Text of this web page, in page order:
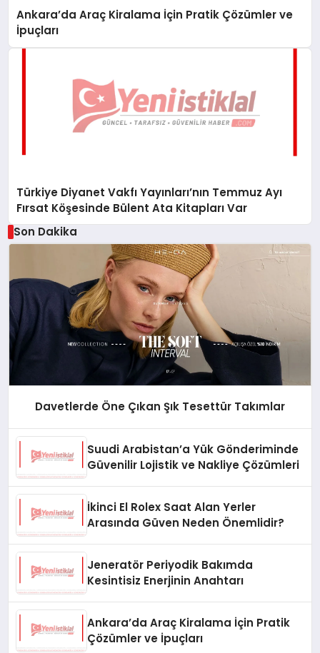
Ankara’da Araç Kiralama İçin Pratik Çözümler ve
İpuçları
Türkiye Diyanet Vakfı Yayınları’nın Temmuz Ayı
Fırsat Köşesinde Bülent Ata Kitapları Var
Son Dakika
Davetlerde Öne Çıkan Şık Tesettür Takımlar
Suudi Arabistan’a Yük Gönderiminde
Güvenilir Lojistik ve Nakliye Çözümleri
İkinci El Rolex Saat Alan Yerler
Arasında Güven Neden Önemlidir?
Jeneratör Periyodik Bakımda
Kesintisiz Enerjinin Anahtarı
Ankara’da Araç Kiralama İçin Pratik
Çözümler ve İpuçları